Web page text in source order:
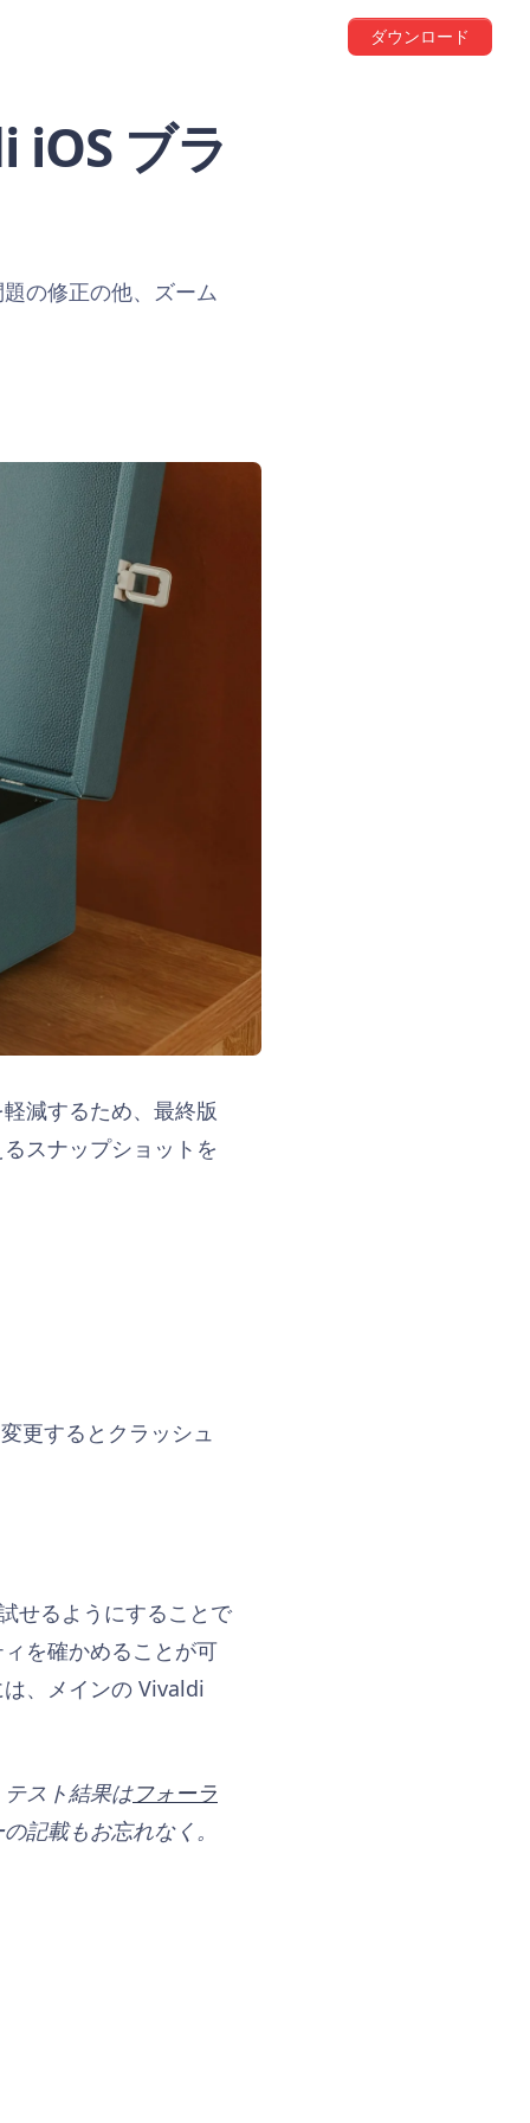
ダウンロード
iOS ブラ
の修正の他、ズーム
減するため、最終版
スナップショットを
更するとクラッシュ
せるようにすることで
を確かめることが可
、メインの Vivaldi
スト結果はフォーラ
記載もお忘れなく。